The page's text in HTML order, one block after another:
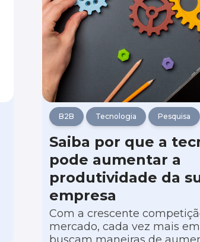
B2B Tecnologia Pesquisa
Saiba por que a
pode aumentar a
produtividade da
empresa
Com a crescente
mercado, cada vez mais
buscam maneiras de